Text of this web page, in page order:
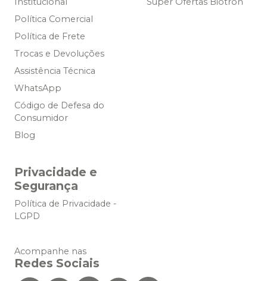
Política Comercial
Política de Frete
Trocas e Devoluções
Assistência Técnica
WhatsApp
Código de Defesa do
Consumidor
Blog
Privacidade e
Segurança
Política de Privacidade -
LGPD
Acompanhe nas
Redes Sociais